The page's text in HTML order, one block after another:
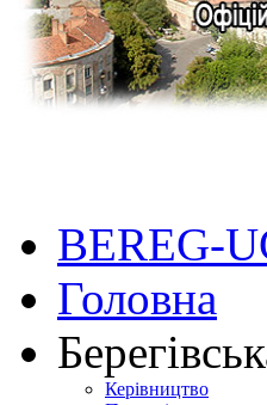
BEREG-
Головна
Керівництво